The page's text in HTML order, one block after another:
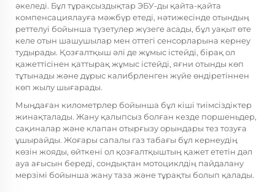
әкеледі. Бұл тұрақсыздықтар ЭБУ-ды қайта-қайта
компенсациялауға мәжбүр етеді, нәтижесінде отындың
реттелуі бойынша түзетулер жүзеге асады, бұл уақыт өте
келе отын шашушылар мен оттегі сенсорларына кернеу
тудырады. Қозғалтқыш әлі де жұмыс істейді, бірақ ол
қажеттісінен қаттырақ жұмыс істейді, яғни отынды көп
тұтынады және дұрыс калибрленген жүйе өндіретіннен
көп жылу шығарады.
Мыңдаған километрлер бойынша бұл кіші тиімсіздіктер
жинақталады. Жану қалыпсыз болған кезде поршеньдер,
сақиналар және клапан отырғызу орындары тез тозуға
ұшырайды. Жоғары сапалы газ табағы бұл кернеудің
көзін жояды, өйткені ол қозғалтқыштың қажет ететін дәл
ауа ағысын береді, сондықтан мотоциклдің пайдалану
мерзімі бойынша жану таза және тұрақты болып қалады.